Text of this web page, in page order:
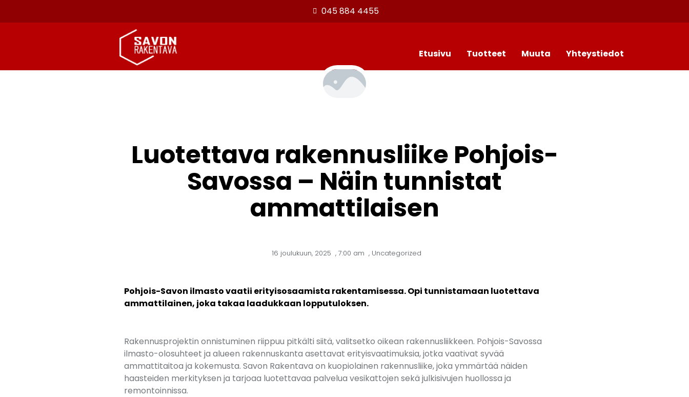
045 884 4455
Etusivu Tuotteet Muuta Yhteystiedot
Luotettava rakennusliike Pohjois-
Savossa – Näin tunnistat
ammattilaisen
16 joulukuun, 2025 , 7:00 am , Uncategorized
Pohjois-Savon ilmasto vaatii erityisosaamista rakentamisessa. Opi tunnistamaan luotettava
ammattilainen, joka takaa laadukkaan lopputuloksen.
Rakennusprojektin onnistuminen riippuu pitkälti siitä, valitsetko oikean rakennusliikkeen. Pohjois-Savossa
ilmasto-olosuhteet ja alueen rakennuskanta asettavat erityisvaatimuksia, jotka vaativat syvää
ammattitaitoa ja kokemusta. Savon Rakentava on kuopiolainen rakennusliike, joka ymmärtää näiden
haasteiden merkityksen ja tarjoaa luotettavaa palvelua vesikattojen sekä julkisivujen huollossa ja
remontoinnissa.